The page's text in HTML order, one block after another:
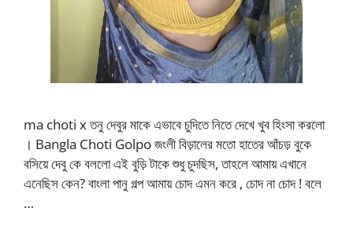
ma choti x তনু দেবুর মাকে এভাবে চুদিতে নিতে দেখে খুব হিংসা করলো
। Bangla Choti Golpo জংলী বিড়ালের মতো হাতের আঁচড় বুকে
বসিয়ে দেবু কে বললো এই বুড়ি টাকে শুধু চুদছিস, তাহলে আমায় এখানে
এনেছিস কেন? বাংলা পানু গল্প আমায় চোদ এমন করে , চোদ না চোদ ! বলে
…